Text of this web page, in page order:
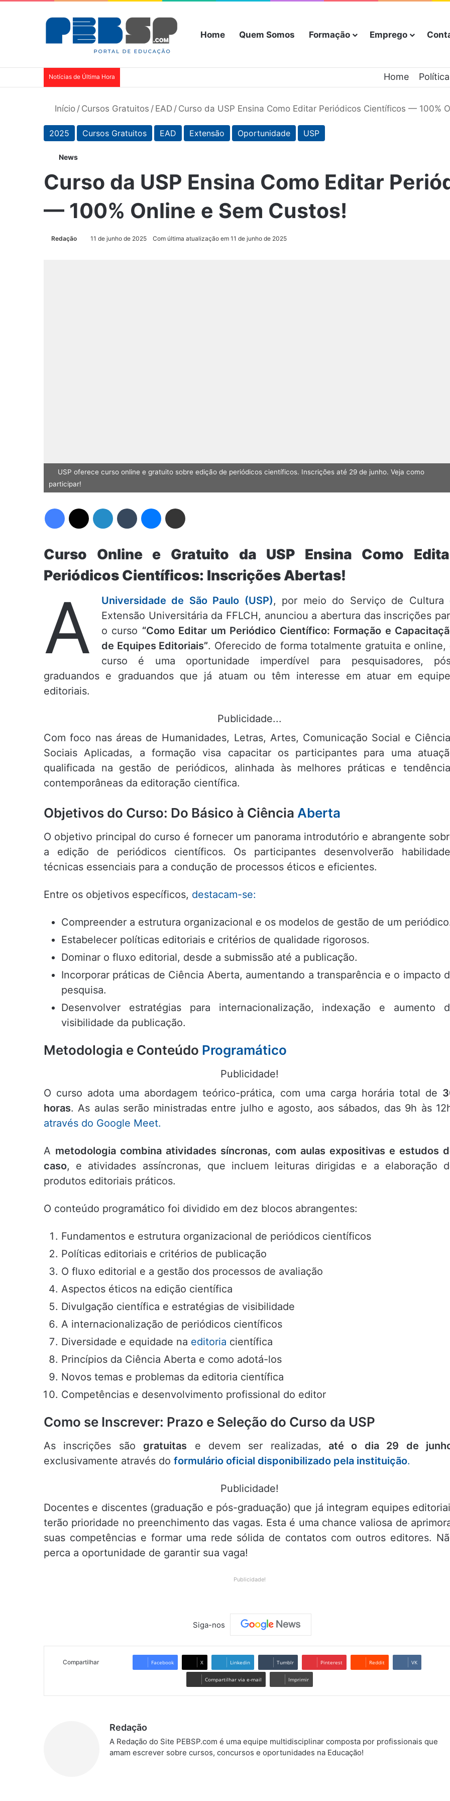
Home Quem Somos Formação Emprego
Notícias de Última Hora Home
Início / Cursos Gratuitos / EAD / Curso da USP Ensina Como Editar Periódicos Científicos — 100%
2025 Cursos Gratuitos EAD Extensão Oportunidade USP
News
Curso da USP Ensina Como Editar
— 100% Online e Sem Custos!
Redação 11 de junho de 2025 Com última atualização em 11 de junho de 2025
USP oferece curso online e gratuito sobre edição de periódicos científicos. Inscrições até 29 de junho. Veja como
participar!
Curso Online e Gratuito da USP Ensina Como
Periódicos Científicos: Inscrições Abertas!
A Universidade de São Paulo (USP), por meio do Serviço de Cultura
Extensão Universitária da FFLCH, anunciou a abertura das inscrições
o curso “Como Editar um Periódico Científico: Formação e
de Equipes Editoriais”. Oferecido de forma totalmente gratuita e online,
curso é uma oportunidade imperdível para pesquisadores,
graduandos e graduandos que já atuam ou têm interesse em atuar em
editoriais.
Publicidade...
Com foco nas áreas de Humanidades, Letras, Artes, Comunicação Social e
Sociais Aplicadas, a formação visa capacitar os participantes para uma
qualificada na gestão de periódicos, alinhada às melhores práticas e
contemporâneas da editoração científica.
Objetivos do Curso: Do Básico à Ciência Aberta
O objetivo principal do curso é fornecer um panorama introdutório e abrangente
a edição de periódicos científicos. Os participantes desenvolverão
técnicas essenciais para a condução de processos éticos e eficientes.
Entre os objetivos específicos, destacam-se:
Compreender a estrutura organizacional e os modelos de gestão de um
Estabelecer políticas editoriais e critérios de qualidade rigorosos.
Dominar o fluxo editorial, desde a submissão até a publicação.
Incorporar práticas de Ciência Aberta, aumentando a transparência e o impacto
pesquisa.
Desenvolver estratégias para internacionalização, indexação e aumento
visibilidade da publicação.
Metodologia e Conteúdo Programático
Publicidade!
O curso adota uma abordagem teórico-prática, com uma carga horária total de
horas. As aulas serão ministradas entre julho e agosto, aos sábados, das 9h às
através do Google Meet.
A metodologia combina atividades síncronas, com aulas expositivas e estudos
caso, e atividades assíncronas, que incluem leituras dirigidas e a elaboração
produtos editoriais práticos.
O conteúdo programático foi dividido em dez blocos abrangentes:
Fundamentos e estrutura organizacional de periódicos científicos
Políticas editoriais e critérios de publicação
O fluxo editorial e a gestão dos processos de avaliação
Aspectos éticos na edição científica
Divulgação científica e estratégias de visibilidade
A internacionalização de periódicos científicos
Diversidade e equidade na editoria científica
Princípios da Ciência Aberta e como adotá-los
Novos temas e problemas da editoria científica
Competências e desenvolvimento profissional do editor
Como se Inscrever: Prazo e Seleção do Curso da USP
As inscrições são gratuitas e devem ser realizadas, até o dia 29 de
exclusivamente através do formulário oficial disponibilizado pela instituição.
Publicidade!
Docentes e discentes (graduação e pós-graduação) que já integram equipes
terão prioridade no preenchimento das vagas. Esta é uma chance valiosa de
suas competências e formar uma rede sólida de contatos com outros editores.
perca a oportunidade de garantir sua vaga!
Publicidade!
Siga-nos
Compartilhar Facebook X Linkedin Tumblr Pinterest Reddit VK
Compartilhar via e-mail Imprimir
Redação
A Redação do Site PEBSP.com é uma equipe multidisciplinar composta por profissionais que
amam escrever sobre cursos, concursos e oportunidades na Educação!